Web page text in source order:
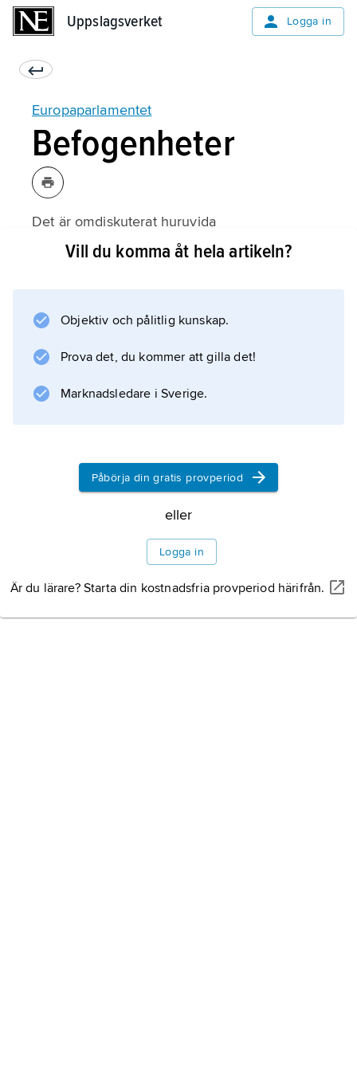
Uppslagsverket Logga in
Europaparlamentet
Befogenheter
Det är omdiskuterat huruvida
Europaparlamentet kan betraktas som ett
allt väsentligt kvar på nationell nivå. Icke desto
mindre har Europaparlamentet
antal områden, och dessa har utökats i
Information om artikeln
Vill du komma åt hela artikeln?
Objektiv och pålitlig kunskap.
Prova det, du kommer att gilla det!
Marknadsledare i Sverige.
Påbörja din gratis provperiod
eller
Logga in
Är du lärare? Starta din kostnadsfria provperiod härifrån.